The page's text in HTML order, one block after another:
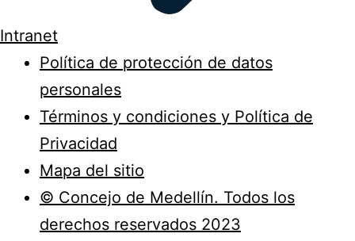
Intranet
Política de protección de datos
personales
Términos y condiciones y Política de
Privacidad
Mapa del sitio
© Concejo de Medellín. Todos los
derechos reservados 2023